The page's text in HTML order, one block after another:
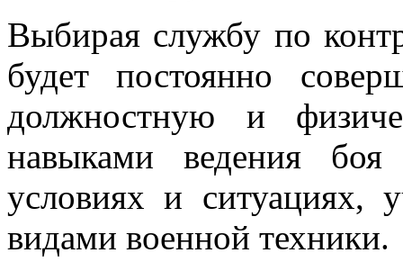
Выбирая службу по
будет постоянно
должностную и
навыками ведения боя
условиях и ситуациях,
видами военной техники.